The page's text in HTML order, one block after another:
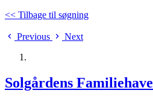
<< Tilbage til søgning
Previous Next
Solgårdens Familiehave